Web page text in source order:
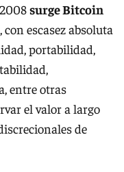
surge Bitcoin
con escasez absoluta
portabilidad,
entre otras
el valor a largo
de